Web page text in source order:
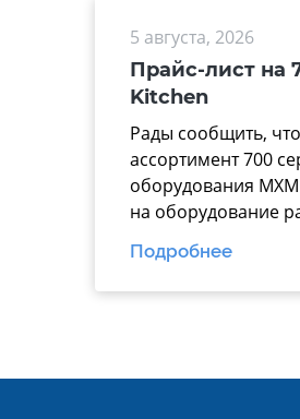
5 августа, 2026
Прайс-лист на
Kitchen
Рады сообщить,
ассортимент 700
оборудования
на оборудование
официальном
разделе «Прайс-
Дополнительную
Подробнее